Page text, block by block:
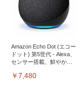
Amazon Echo Dot (エコー
ドット) 第5世代 - Alexa、
センサー搭載、鮮やかな
￥7,480